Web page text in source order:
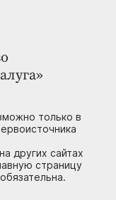
только в
других сайтах
страницу